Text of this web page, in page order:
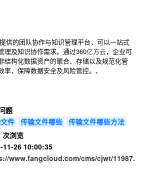
供的团队协作与知识管理平台，可以一站式
理及知识协作需求。通过360亿方云，企业可
结构化数据资产的聚合、存储以及规范化管
，保障数据安全及风险管控。、
题
件 传输文件哪些 传输文件哪些方法
次浏览
11-26 10:00:35
www.fangcloud.com/cms/cjwt/11987.